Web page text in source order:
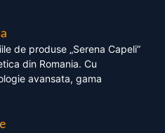
de produse „Serena Capeli”
din Romania. Cu
avansata, gama